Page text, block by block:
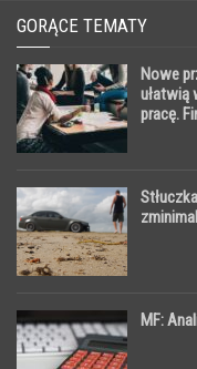
GORĄCE TEMATY
Nowe
ułatwią
pracę.
MF: